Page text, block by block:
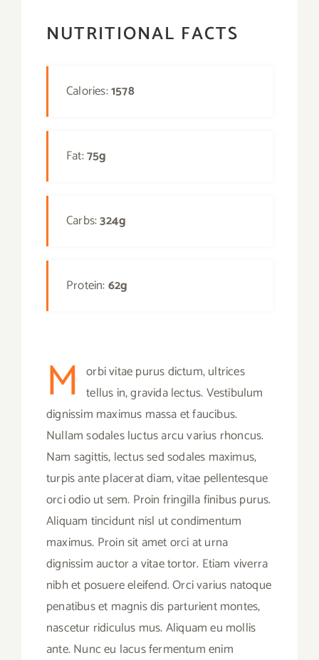
NUTRITIONAL FACTS
Calories:1578
Fat:75g
Carbs:324g
Protein:62g
M orbi vitae purus dictum, ultrices
tellus in, gravida lectus. Vestibulum
dignissim maximus massa et faucibus.
Nullam sodales luctus arcu varius rhoncus.
Nam sagittis, lectus sed sodales maximus,
turpis ante placerat diam, vitae pellentesque
orci odio ut sem. Proin fringilla finibus purus.
Aliquam tincidunt nisl ut condimentum
maximus. Proin sit amet orci at urna
dignissim auctor a vitae tortor. Etiam viverra
nibh et posuere eleifend. Orci varius natoque
penatibus et magnis dis parturient montes,
nascetur ridiculus mus. Aliquam eu mollis
ante. Nunc eu lacus fermentum enim